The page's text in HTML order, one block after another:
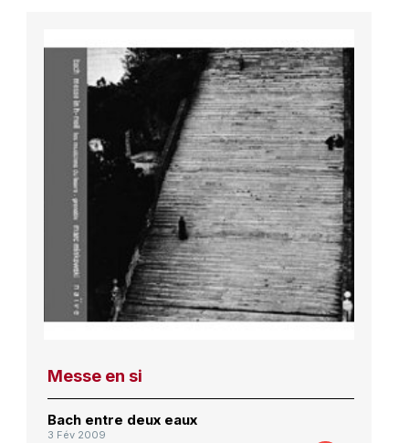
Messe en si
Bach entre deux eaux
3 Fév 2009